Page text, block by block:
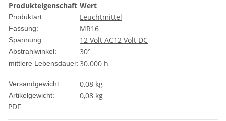
Produkteigenschaft Wert
Produktart: Leuchtmittel
Fassung: MR16
Spannung: 12 Volt AC12 Volt DC
Abstrahlwinkel: 30°
mittlere Lebensdauer:30.000 h
:
Versandgewicht:
0,08 kg
Artikelgewicht: 0,08 kg
PDF